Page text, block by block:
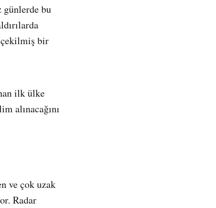
bu
çekilmiş bir
ilk ülke
alınacağını
ve çok uzak
Radar